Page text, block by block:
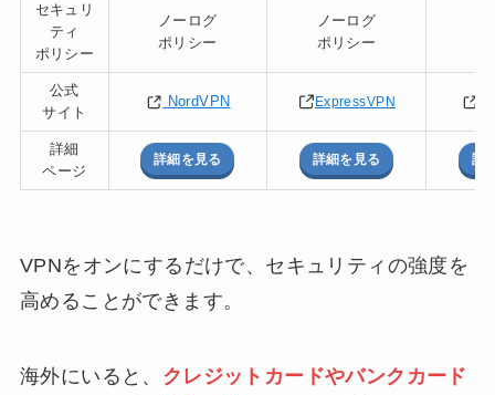
セキュリ
ティ
ポリシー
ノーログ
ポリシー
ノーログ
ポリシー
公式
サイト
NordVPN ExpressVPN
詳細
ページ
詳細を見る 詳細を見る 詳
VPNをオンにするだけで、セキュリティの強度を
高めることができます。
海外にいると、 クレジットカードやバンクカード